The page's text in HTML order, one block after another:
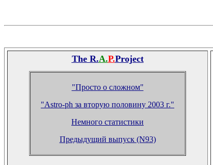
The R.A.P.Project
"Просто о сложном"
"Astro-ph за вторую половину 2003 г."
Немного статистики
Предыдущий выпуск (N93)